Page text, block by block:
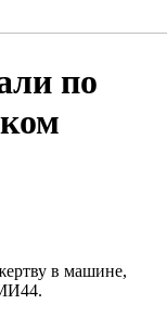
по
в машине,